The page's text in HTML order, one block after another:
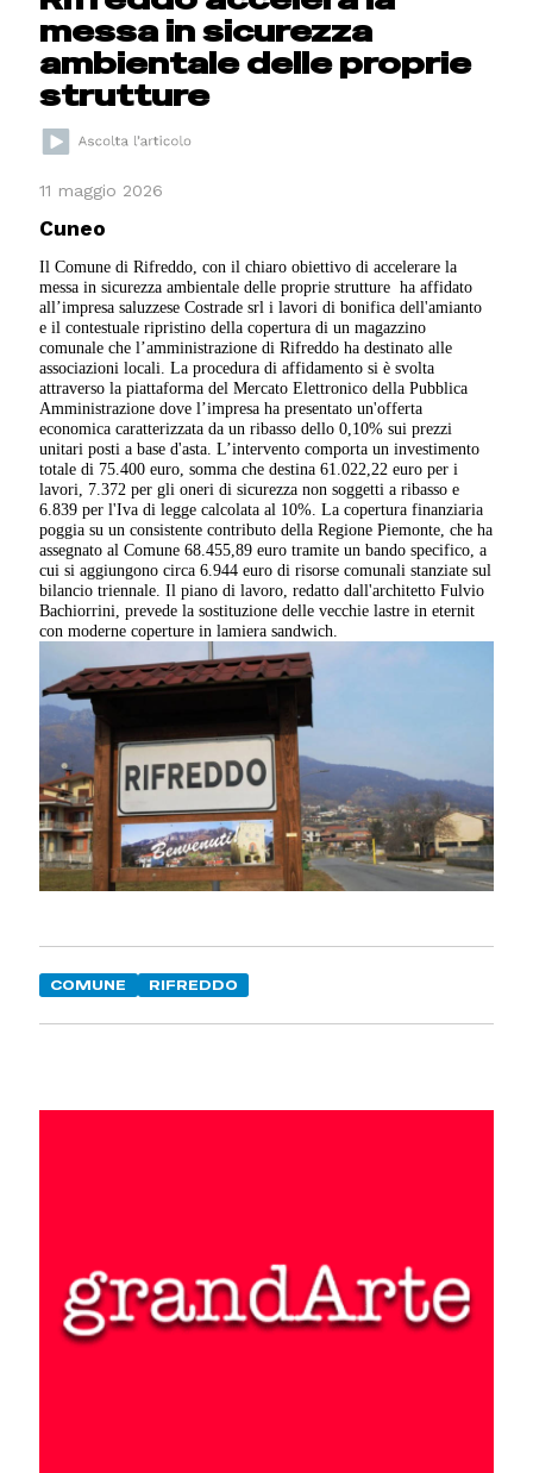
messa in sicurezza
ambientale delle proprie
strutture
11 maggio 2026
Cuneo
Il Comune di Rifreddo, con il chiaro obiettivo di accelerare la
messa in sicurezza ambientale delle proprie strutture ha affidato
all’impresa saluzzese Costrade srl i lavori di bonifica dell'amianto
e il contestuale ripristino della copertura di un magazzino
comunale che l’amministrazione di Rifreddo ha destinato alle
associazioni locali. La procedura di affidamento si è svolta
attraverso la piattaforma del Mercato Elettronico della Pubblica
Amministrazione dove l’impresa ha presentato un'offerta
economica caratterizzata da un ribasso dello 0,10% sui prezzi
unitari posti a base d'asta. L’intervento comporta un investimento
totale di 75.400 euro, somma che destina 61.022,22 euro per i
lavori, 7.372 per gli oneri di sicurezza non soggetti a ribasso e
6.839 per l'Iva di legge calcolata al 10%. La copertura finanziaria
poggia su un consistente contributo della Regione Piemonte, che ha
assegnato al Comune 68.455,89 euro tramite un bando specifico, a
cui si aggiungono circa 6.944 euro di risorse comunali stanziate sul
bilancio triennale. Il piano di lavoro, redatto dall'architetto Fulvio
Bachiorrini, prevede la sostituzione delle vecchie lastre in eternit
con moderne coperture in lamiera sandwich.
COMUNE RIFREDDO